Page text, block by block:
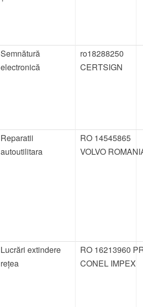
Semnătură
electronică
ro18288250
CERTSIGN
Reparatii
autoutilitara
RO 14545865
VOLVO
Lucrări extindere
rețea
RO 16213960
CONEL IMPEX